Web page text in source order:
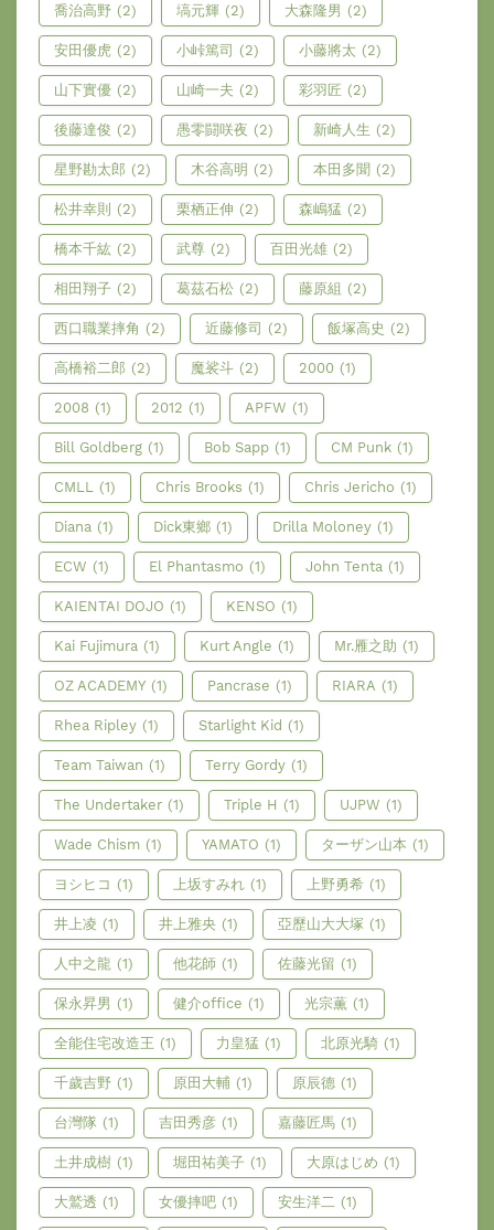
喬治高野 (2) 塙元輝 (2) 大森隆男 (2)
安田優虎 (2) 小峠篤司 (2) 小藤將太 (2)
山下實優 (2) 山崎一夫 (2) 彩羽匠 (2)
後藤達俊 (2) 愚零闘咲夜 (2) 新崎人生 (2)
星野勘太郎 (2) 木谷高明 (2) 本田多聞 (2)
松井幸則 (2) 栗栖正伸 (2) 森嶋猛 (2)
橋本千紘 (2) 武尊 (2) 百田光雄 (2)
相田翔子 (2) 葛茲石松 (2) 藤原組 (2)
西口職業摔角 (2) 近藤修司 (2) 飯塚高史 (2)
高橋裕二郎 (2) 魔裟斗 (2) 2000 (1)
2008 (1) 2012 (1) APFW (1)
Bill Goldberg (1) Bob Sapp (1) CM Punk (1)
CMLL (1) Chris Brooks (1) Chris Jericho (1)
Diana (1) Dick東鄉 (1) Drilla Moloney (1)
ECW (1) El Phantasmo (1) John Tenta (1)
KAIENTAI DOJO (1) KENSO (1)
Kai Fujimura (1) Kurt Angle (1) Mr.雁之助 (1)
OZ ACADEMY (1) Pancrase (1) RIARA (1)
Rhea Ripley (1) Starlight Kid (1)
Team Taiwan (1) Terry Gordy (1)
The Undertaker (1) Triple H (1) UJPW (1)
Wade Chism (1) YAMATO (1) ターザン山本 (1)
ヨシヒコ (1) 上坂すみれ (1) 上野勇希 (1)
井上凌 (1) 井上雅央 (1) 亞歷山大大塚 (1)
人中之龍 (1) 他花師 (1) 佐藤光留 (1)
保永昇男 (1) 健介office (1) 光宗薫 (1)
全能住宅改造王 (1) 力皇猛 (1) 北原光騎 (1)
千歲吉野 (1) 原田大輔 (1) 原辰德 (1)
台灣隊 (1) 吉田秀彦 (1) 嘉藤匠馬 (1)
土井成樹 (1) 堀田祐美子 (1) 大原はじめ (1)
大鷲透 (1) 女優摔吧 (1) 安生洋二 (1)